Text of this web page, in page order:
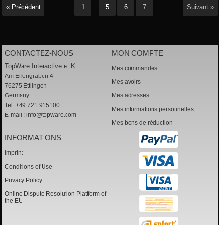
« Précédent 1 ... 5 6 7 Suivant »
CONTACTEZ-NOUS
TopWare Interactive e. K.
Am Erlengraben 4
76275 Ettlingen
Germany
Tel: +49 721 915100
E-mail : info@topware.com
MON COMPTE
Mes commandes
Mes avoirs
Mes adresses
Mes informations personnelles
Mes bons de réduction
INFORMATIONS
Imprint
Conditions of Use
Privacy Policy
Online Dispute Resolution Plattform of
the EU